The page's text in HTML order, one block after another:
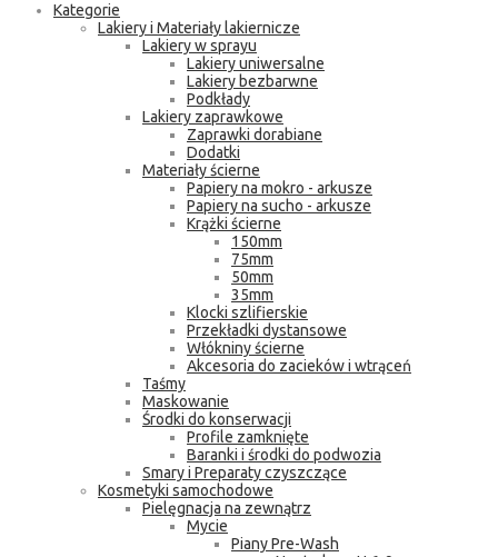
Kategorie
Lakiery i Materiały lakiernicze
Lakiery w sprayu
Lakiery uniwersalne
Lakiery bezbarwne
Podkłady
Lakiery zaprawkowe
Zaprawki dorabiane
Dodatki
Materiały ścierne
Papiery na mokro - arkusze
Papiery na sucho - arkusze
Krążki ścierne
150mm
75mm
50mm
35mm
Klocki szlifierskie
Przekładki dystansowe
Włókniny ścierne
Akcesoria do zacieków i wtrąceń
Taśmy
Maskowanie
Środki do konserwacji
Profile zamknięte
Baranki i środki do podwozia
Smary i Preparaty czyszczące
Kosmetyki samochodowe
Pielęgnacja na zewnątrz
Mycie
Piany Pre-Wash